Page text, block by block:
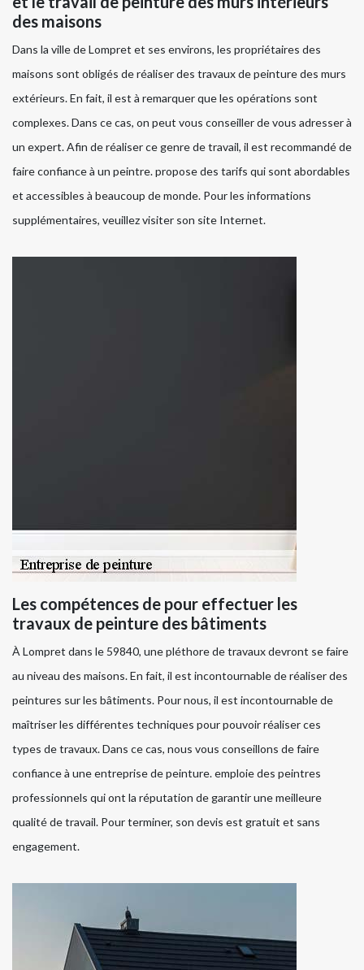
des maisons
Dans la ville de Lompret et ses environs, les propriétaires des
maisons sont obligés de réaliser des travaux de peinture des murs
extérieurs. En fait, il est à remarquer que les opérations sont
complexes. Dans ce cas, on peut vous conseiller de vous adresser à
un expert. Afin de réaliser ce genre de travail, il est recommandé de
faire confiance à un peintre. propose des tarifs qui sont abordables
et accessibles à beaucoup de monde. Pour les informations
supplémentaires, veuillez visiter son site Internet.
Les compétences de pour effectuer les
travaux de peinture des bâtiments
À Lompret dans le 59840, une pléthore de travaux devront se faire
au niveau des maisons. En fait, il est incontournable de réaliser des
peintures sur les bâtiments. Pour nous, il est incontournable de
maîtriser les différentes techniques pour pouvoir réaliser ces
types de travaux. Dans ce cas, nous vous conseillons de faire
confiance à une entreprise de peinture. emploie des peintres
professionnels qui ont la réputation de garantir une meilleure
qualité de travail. Pour terminer, son devis est gratuit et sans
engagement.